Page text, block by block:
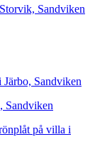
Sandviken
Sandviken
Sandviken
på villa i